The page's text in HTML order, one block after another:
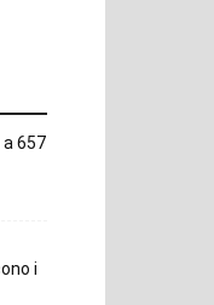
657
i